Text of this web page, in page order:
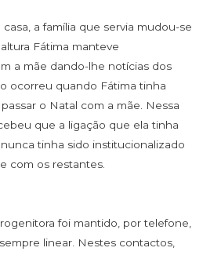
a família que servia mudou-se
Fátima manteve
a mãe dando-lhe notícias dos
ocorreu quando Fátima tinha
o Natal com a mãe. Nessa
que a ligação que ela tinha
tinha sido institucionalizado
com os restantes.
foi mantido, por telefone,
linear. Nestes contactos,